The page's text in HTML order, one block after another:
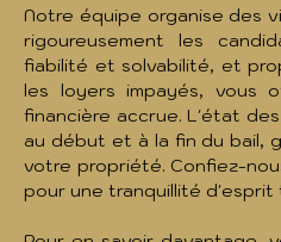
Notre équipe organise des
rigoureusement les
fiabilité et solvabilité, et
les loyers impayés, vous
financière accrue. L'état
au début et à la fin du bail,
votre propriété. Confiez-
pour une tranquillité d'esprit